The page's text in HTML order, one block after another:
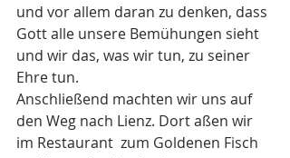
und vor allem daran zu denken, dass
Gott alle unsere Bemühungen sieht
und wir das, was wir tun, zu seiner
Ehre tun.
Anschließend machten wir uns auf
den Weg nach Lienz. Dort aßen wir
im Restaurant  zum Goldenen Fisch